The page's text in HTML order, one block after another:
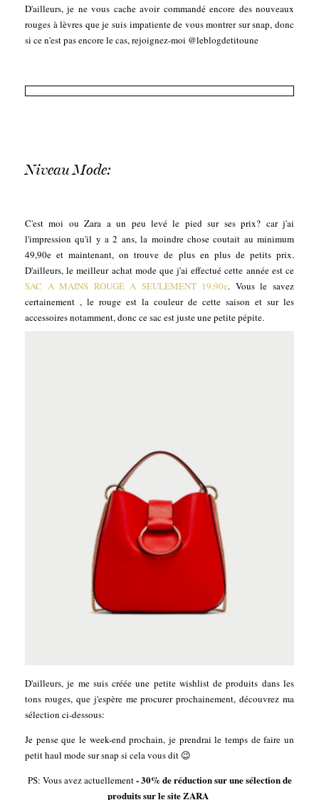
D'ailleurs, je ne vous cache avoir commandé encore des nouveaux
rouges à lèvres que je suis impatiente de vous montrer sur snap, donc
si ce n'est pas encore le cas, rejoignez-moi @leblogdetitoune
Niveau Mode:
C'est moi ou Zara a un peu levé le pied sur ses prix? car j'ai
l'impression qu'il y a 2 ans, la moindre chose coutait au minimum
49,90e et maintenant, on trouve de plus en plus de petits prix.
D'ailleurs, le meilleur achat mode que j'ai effectué cette année est ce
SAC A MAINS ROUGE A SEULEMENT 19,90e. Vous le savez
certainement , le rouge est la couleur de cette saison et sur les
accessoires notamment, donc ce sac est juste une petite pépite.
D'ailleurs, je me suis créée une petite wishlist de produits dans les
tons rouges, que j'espère me procurer prochainement, découvrez ma
sélection ci-dessous:
Je pense que le week-end prochain, je prendrai le temps de faire un
petit haul mode sur snap si cela vous dit 😉
PS: Vous avez actuellement- 30% de réduction sur une sélection de
produits sur le site ZARA